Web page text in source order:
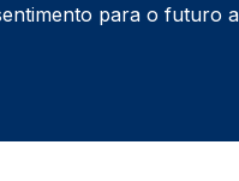
para o futuro